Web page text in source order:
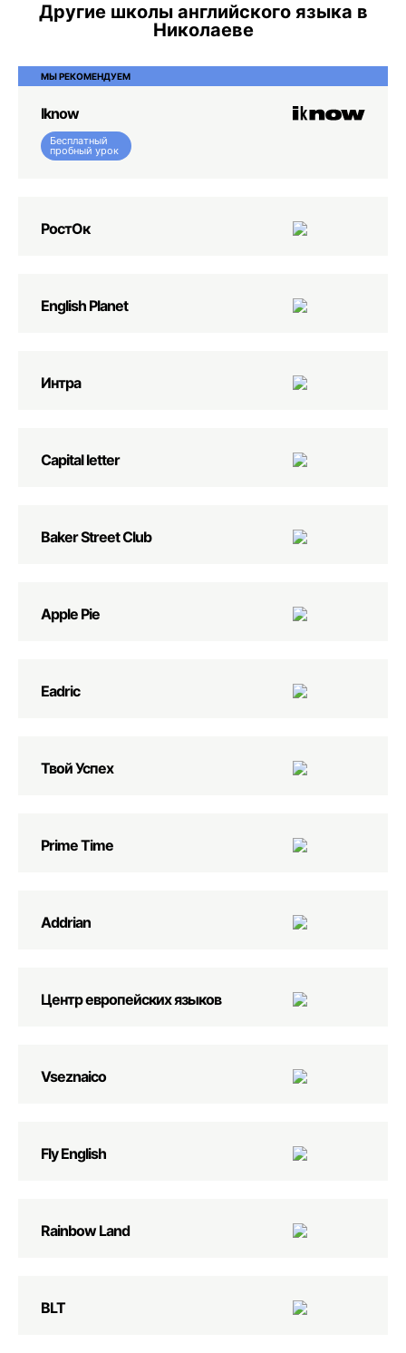
Другие школы английского языка в
Николаеве
МЫ РЕКОМЕНДУЕМ
Iknow
Бесплатный
пробный урок
РостОк
English Planеt
Интра
Capital letter
Baker Street Club
Apple Pie
Eadric
Твой Успех
Prime Time
Addrian
Центр европейских языков
Vseznaico
Fly English
Rainbow Land
BLT